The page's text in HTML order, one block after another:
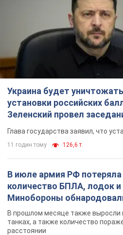
установки российских
Зеленский провел
Глава государства заявил, что
11 годин тому 126,6 т.
В июле армия РФ
количество БПЛА, лодок и
Минобороны
В прошлом месяце также выросли
расстоянии
9 годин тому 4,6 т.
"Нужны быстрые и
Корецкий пообещал
приоритетный доступ к
складским помещениям
Так или иначе, бизнес после
5 годин тому